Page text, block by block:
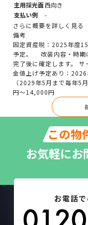
主用採光面西向き
支払い例
-
さらに概要を詳しく見
備考
固定資産税：2025年度
予定。 改装内容・時期
完了後に確定します。
金値上げ予定あり：
（2029年5月まで毎年5
円～14,000円
この物
お気軽にお
お電話